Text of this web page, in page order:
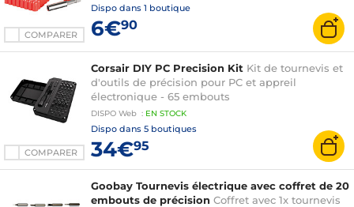
COMPARER
Dispo dans 1 boutique
6€90
COMPARER
Corsair DIY PC Precision Kit Kit de tournevis et
d'outils de précision pour PC et appreil
électronique - 65 embouts
DISPO Web : EN STOCK
Dispo dans 5 boutiques
34€95
Goobay Tournevis électrique avec coffret de 20
embouts de précision Coffret avec 1x tournevis